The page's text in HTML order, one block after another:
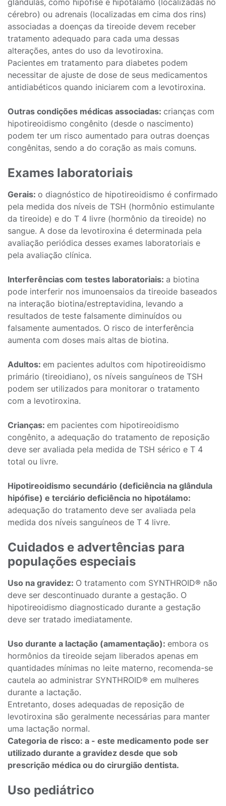
glândulas, como hipófise e hipotálamo (localizadas no
cérebro) ou adrenais (localizadas em cima dos rins)
associadas a doenças da tireoide devem receber
tratamento adequado para cada uma dessas
alterações, antes do uso da levotiroxina.
Pacientes em tratamento para diabetes podem
necessitar de ajuste de dose de seus medicamentos
antidiabéticos quando iniciarem com a levotiroxina.
Outras condições médicas associadas: crianças com
hipotireoidismo congênito (desde o nascimento)
podem ter um risco aumentado para outras doenças
congênitas, sendo a do coração as mais comuns.
Exames laboratoriais
Gerais: o diagnóstico de hipotireoidismo é confirmado
pela medida dos níveis de TSH (hormônio estimulante
da tireoide) e do T 4 livre (hormônio da tireoide) no
sangue. A dose da levotiroxina é determinada pela
avaliação periódica desses exames laboratoriais e
pela avaliação clínica.
Interferências com testes laboratoriais: a biotina
pode interferir nos imunoensaios da tireoide baseados
na interação biotina/estreptavidina, levando a
resultados de teste falsamente diminuídos ou
falsamente aumentados. O risco de interferência
aumenta com doses mais altas de biotina.
Adultos: em pacientes adultos com hipotireoidismo
primário (tireoidiano), os níveis sanguíneos de TSH
podem ser utilizados para monitorar o tratamento
com a levotiroxina.
Crianças: em pacientes com hipotireoidismo
congênito, a adequação do tratamento de reposição
deve ser avaliada pela medida de TSH sérico e T 4
total ou livre.
Hipotireoidismo secundário (deficiência na glândula
hipófise) e terciário deficiência no hipotálamo:
adequação do tratamento deve ser avaliada pela
medida dos níveis sanguíneos de T 4 livre.
Cuidados e advertências para
populações especiais
Uso na gravidez: O tratamento com SYNTHROID® não
deve ser descontinuado durante a gestação. O
hipotireoidismo diagnosticado durante a gestação
deve ser tratado imediatamente.
Uso durante a lactação (amamentação): embora os
hormônios da tireoide sejam liberados apenas em
quantidades mínimas no leite materno, recomenda-se
cautela ao administrar SYNTHROID® em mulheres
durante a lactação.
Entretanto, doses adequadas de reposição de
levotiroxina são geralmente necessárias para manter
uma lactação normal.
Categoria de risco: a - este medicamento pode ser
utilizado durante a gravidez desde que sob
prescrição médica ou do cirurgião dentista.
Uso pediátrico